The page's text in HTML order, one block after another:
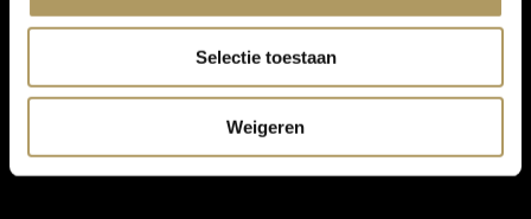
Selectie toestaan
Weigeren